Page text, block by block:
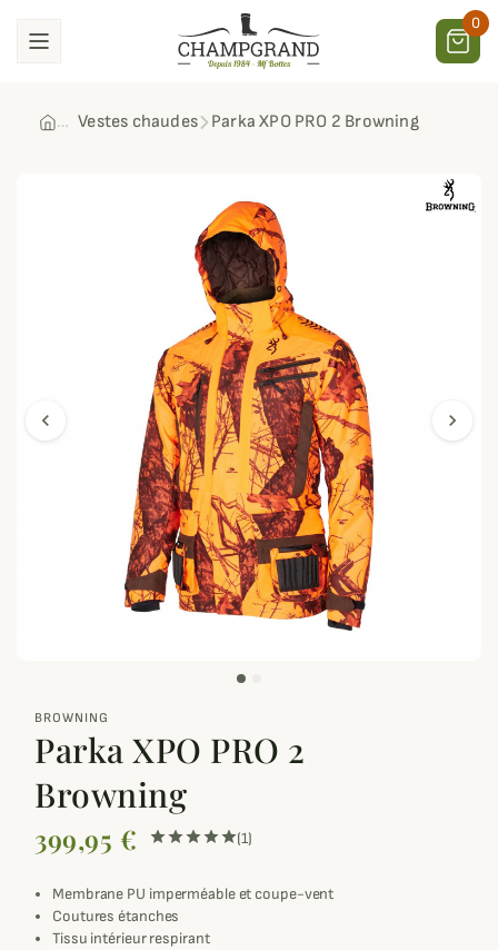
0
Vestes chaudes Parka XPO PRO 2 Browning
chevron_left
zoom_out_map
chevron_right
BROWNING
Parka XPO PRO 2
Browning
399,95 € (1)
Membrane PU imperméable et coupe-vent
Coutures étanches
Tissu intérieur respirant